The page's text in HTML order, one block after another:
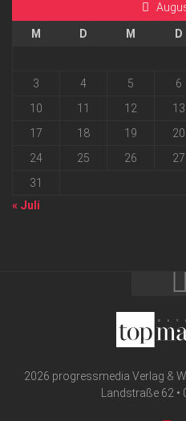
M D M D
3
4 5 6
10
11 12 13
17
18 19 20
24
25 26 27
31
« Juli
2026 progressmedia Verlag &
Landstraße 62 •